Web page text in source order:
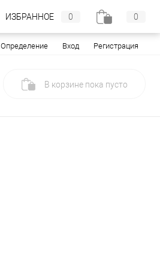
Определение Вход Регистрация
В корзине пока пусто
ИЗБРАННОЕ 0 0